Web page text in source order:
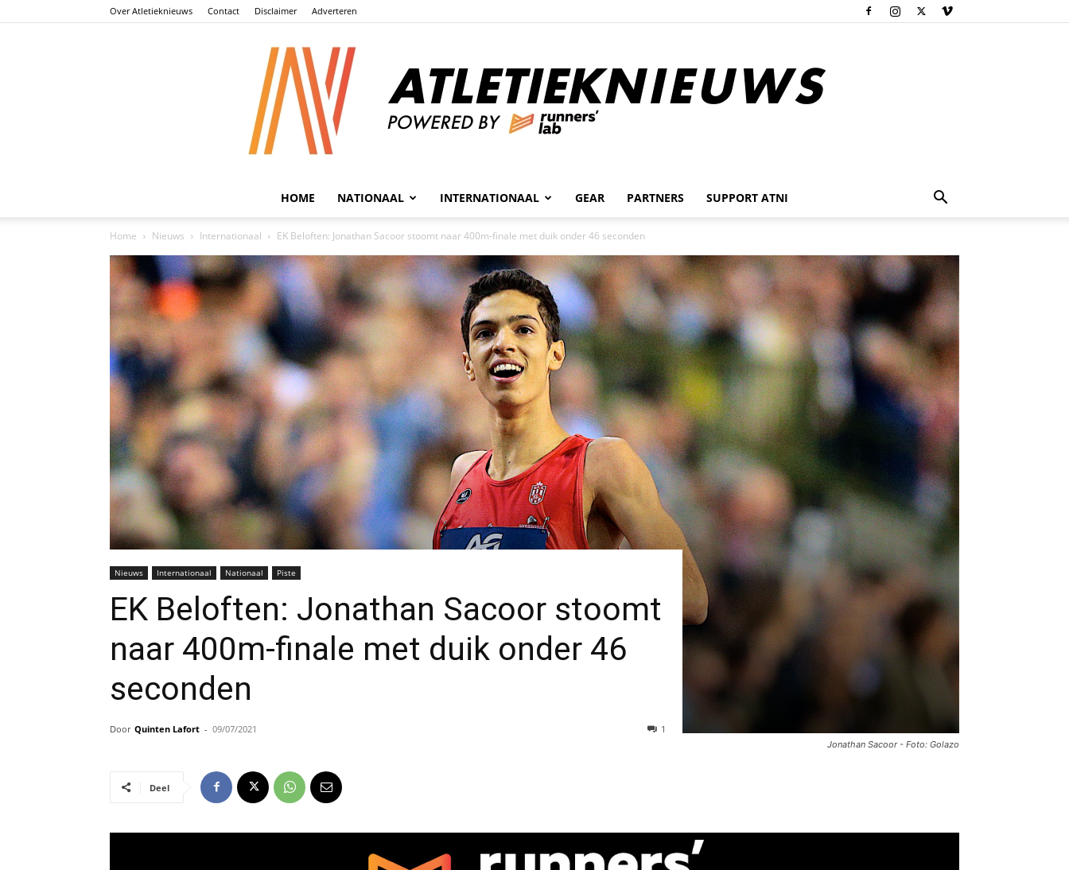
Over Atletieknieuws Contact Disclaimer Adverteren
Atletieknieuws
HOME NATIONAAL INTERNATIONAAL GEAR PARTNERS SUPPORT ATNI
Home Nieuws Internationaal EK Beloften: Jonathan Sacoor stoomt naar 400m-finale met duik onder 46 seconden
Jonathan Sacoor - Foto: Golazo
Nieuws Internationaal Nationaal Piste
EK Beloften: Jonathan Sacoor stoomt
naar 400m-finale met duik onder 46
seconden
Door Quinten Lafort - 09/07/2021 1
Deel